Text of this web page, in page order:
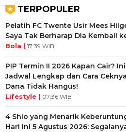
TERPOPULER
Pelatih FC Twente Usir Mees
Saya Tak Berharap Dia Kembali
Bola | 17:39 WIB
PIP Termin II 2026 Kapan Cair? Ini
Jadwal Lengkap dan Cara
Dana Tidak Hangus!
Lifestyle | 07:36 WIB
4 Shio yang Menarik
Hari Ini 5 Agustus 2026: